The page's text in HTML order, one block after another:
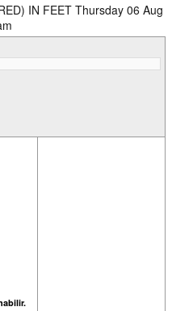
IN FEET Thursday 06 Aug